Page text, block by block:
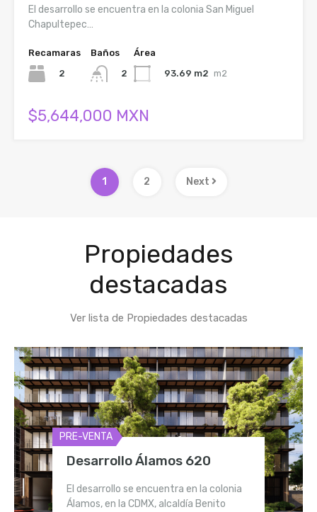
El desarrollo se encuentra en la colonia San Miguel
Chapultepec…
Recamaras
2
Baños
2
Área
93.69 m2 m2
$5,644,000 MXN
1 2 Next
Propiedades
destacadas
Ver lista de Propiedades destacadas
PRE-VENTA
Desarrollo Álamos 620
El desarrollo se encuentra en la colonia
Álamos, en la CDMX, alcaldía Benito